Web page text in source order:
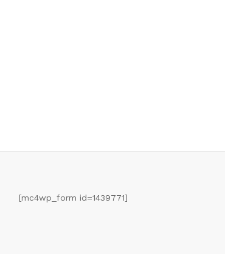
[mc4wp_form id=1439771]